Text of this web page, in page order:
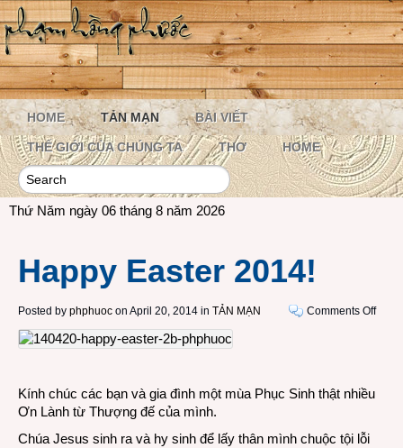
HOME TẢN MẠN BÀI VIẾT
THẾ GIỚI CỦA CHÚNG TA THƠ HOME
Thứ Năm ngày 06 tháng 8 năm 2026
Happy Easter 2014!
Posted by phphuoc on April 20, 2014 in TẢN MẠN Comments Offon
Kính chúc các bạn và gia đình một mùa Phục Sinh thật nhiều
Ơn Lành từ Thượng đế của mình.
Chúa Jesus sinh ra và hy sinh để lấy thân mình chuộc tội lỗi